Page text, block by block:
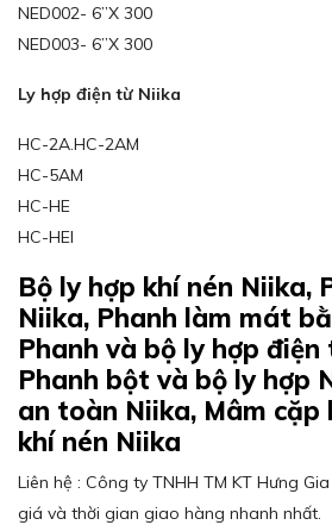
NED002- 6”X 300
NED003- 6”X 300
Ly hợp điện từ Niika
HC-2A.HC-2AM
HC-5AM
HC-HE
HC-HEI
Bộ ly hợp khí nén Niika,
Niika, Phanh làm mát
Phanh và bộ ly hợp
Phanh bột và bộ ly hợp
an toàn Niika, Mâm cặp
khí nén Niika
Liên hệ : Công ty TNHH TM KT Hưng
giá và thời gian giao hàng nhanh nhất.